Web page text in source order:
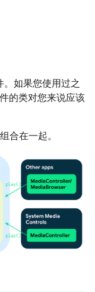
。如果您使用过之
的类对您来说应该
合在一起。